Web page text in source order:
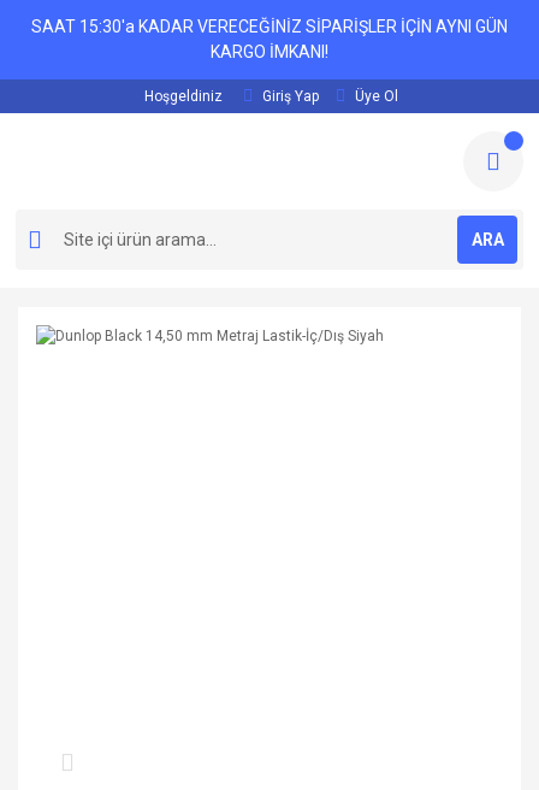
SAAT 15:30'a KADAR VERECEĞİNİZ SİPARİŞLER İÇİN AYNI GÜN
KARGO İMKANI!
Hoşgeldiniz Giriş Yap Üye Ol
ARA